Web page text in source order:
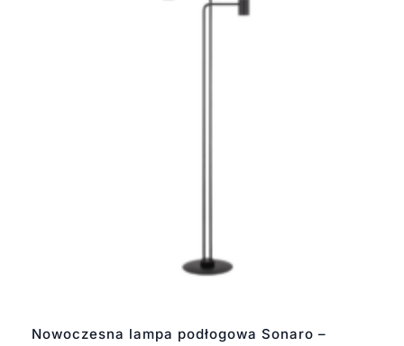
Nowoczesna lampa podłogowa Sonaro –